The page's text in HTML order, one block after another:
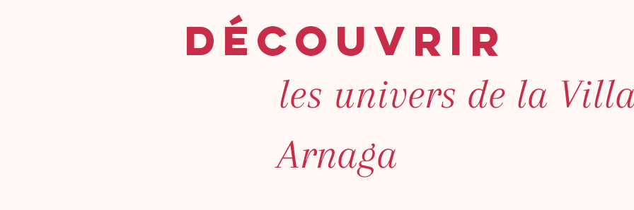
découvrir
les univers de la
Arnaga